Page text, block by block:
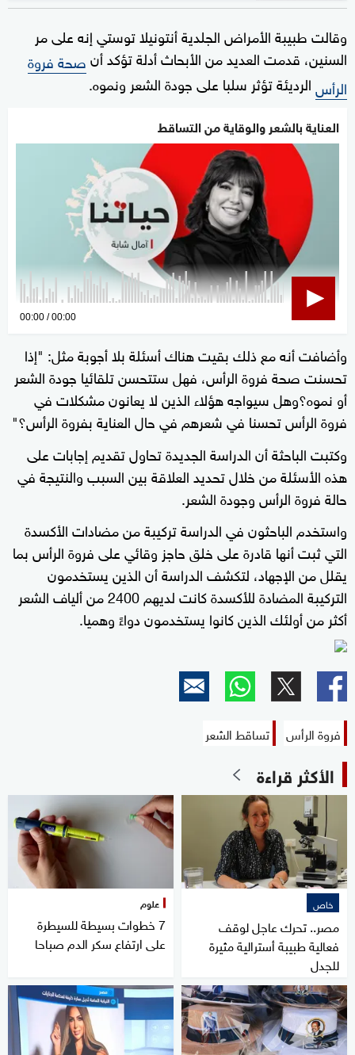
وقالت طبيبة الأمراض الجلدية أنتونيلا توستي إنه على مر
السنين، قدمت العديد من الأبحاث أدلة تؤكد أنصحة فروة
الرأسالرديئة تؤثر سلبا على جودة الشعر ونموه.
العناية بالشعر والوقاية من التساقط
0
of
seconds
00:00 00:00
وأضافت أنه مع ذلك بقيت هناك أسئلة بلا أجوبة مثل: "إذا
تحسنت صحة فروة الرأس، فهل ستتحسن تلقائيا جودة الشعر
أو نموه؟وهل سيواجه هؤلاء الذين لا يعانون مشكلات في
فروة الرأس تحسنا في شعرهم في حال العناية بفروة الرأس؟"
وكتبت الباحثة أن الدراسة الجديدة تحاول تقديم إجابات على
هذه الأسئلة من خلال تحديد العلاقة بين السبب والنتيجة في
حالة فروة الرأس وجودة الشعر.
واستخدم الباحثون في الدراسة تركيبة من مضادات الأكسدة
التي ثبت أنها قادرة على خلق حاجز وقائي على فروة الرأس بما
يقلل من الإجهاد، لتكشف الدراسة أن الذين يستخدمون
التركيبة المضادة للأكسدة كانت لديهم 2400 من ألياف الشعر
أكثر من أولئك الذين كانوا يستخدمون دواءً وهميا.
فروة الرأس تساقط الشعر
الأكثر قراءة
خاص
مصر.. تحرك عاجل لوقف
فعالية طبيبة أسترالية مثيرة
للجدل
علوم
7 خطوات بسيطة للسيطرة
على ارتفاع سكر الدم صباحا